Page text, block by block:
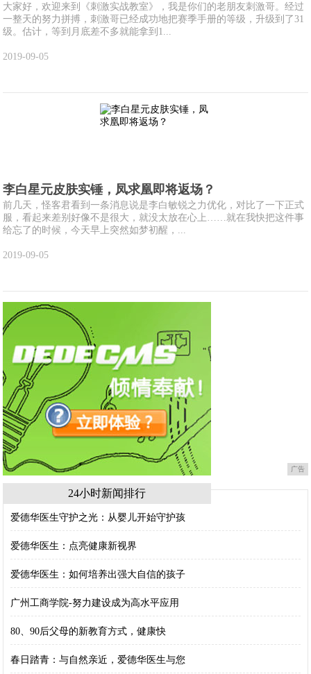
大家好，欢迎来到《刺激实战教室》，我是你们的老朋友刺激哥。经过
一整天的努力拼搏，刺激哥已经成功地把赛季手册的等级，升级到了31
级。估计，等到月底差不多就能拿到1...
2019-09-05
李白星元皮肤实锤，凤求凰即将返场？
前几天，怪客君看到一条消息说是李白敏锐之力优化，对比了一下正式
服，看起来差别好像不是很大，就没太放在心上……就在我快把这件事
给忘了的时候，今天早上突然如梦初醒，...
2019-09-05
广告
24小时新闻排行
爱德华医生守护之光：从婴儿开始守护孩
爱德华医生：点亮健康新视界
爱德华医生：如何培养出强大自信的孩子
广州工商学院-努力建设成为高水平应用
80、90后父母的新教育方式，健康快
春日踏青：与自然亲近，爱德华医生与您